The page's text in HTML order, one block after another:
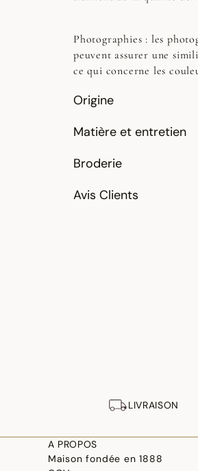
Photographies : les
peuvent assurer une
ce qui concerne les coul
Origine
Matière et entretien
Broderie
Avis Clients
LIVRAISON
A PROPOS
Maison fondée en 1888